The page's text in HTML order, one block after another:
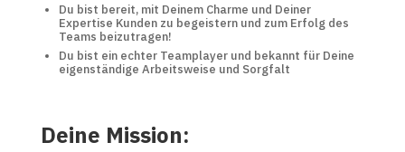
Du bist bereit, mit Deinem Charme und Deiner
Expertise Kunden zu begeistern und zum Erfolg des
Teams beizutragen!
Du bist ein echter Teamplayer und bekannt für Deine
eigenständige Arbeitsweise und Sorgfalt
Deine Mission: